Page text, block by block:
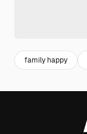
family happy